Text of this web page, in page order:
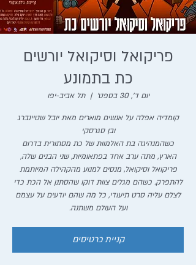
פריקואל וסיקואל יורשים
כת בתמונע
יום ד׳, 30 בספט׳
  |
תל אביב-יפו
קומדיה אפלה על אנשים מוארים מאת יובל שטיינברג
כשהמנהיגה בת האלמוות של כת מסתורית בדרום
הארץ, מתה ערב אחד בפתאומיות, שני הבנים שלה,
פריקואל וסיקואל, מנסים למנוע מהקהילה המיותמת
להתפרק. כשהם מגלים צוות דוקו שהסתנן אל הכת כדי
לצלם עליה סרט תיעודי, כל מה שהם יודעים על עצמם
ועל העולם משתנה.
קניית כרטיסים